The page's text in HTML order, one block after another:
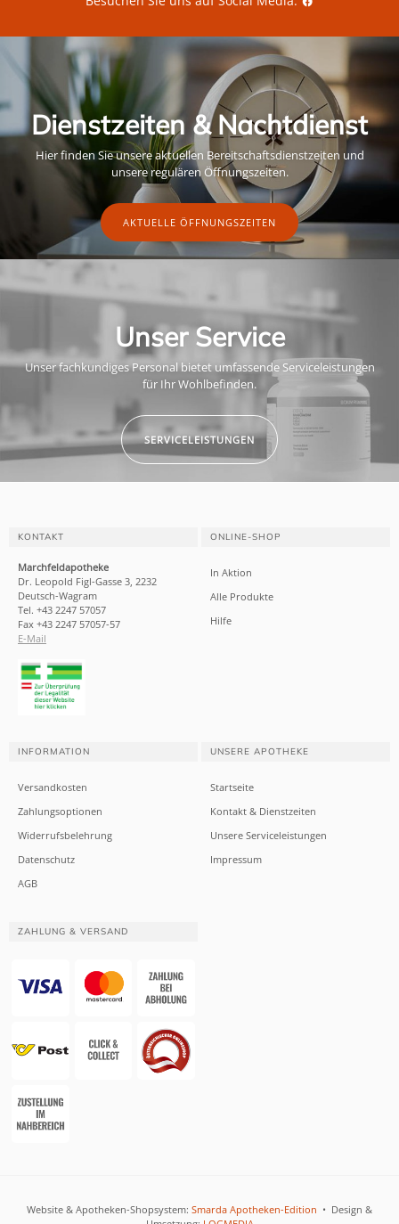
Dienstzeiten & Nachtdienst
Hier finden Sie unsere aktuellen Bereitschaftsdienstzeiten und
unsere regulären Öffnungszeiten.
AKTUELLE ÖFFNUNGSZEITEN
Unser Service
Unser fachkundiges Personal bietet umfassende Serviceleistungen
für Ihr Wohlbefinden.
SERVICELEISTUNGEN
KONTAKT
Marchfeldapotheke
Dr. Leopold Figl-Gasse 3, 2232
Deutsch-Wagram
Tel. +43 2247 57057
Fax +43 2247 57057-57
E-Mail
ONLINE-SHOP
In Aktion
Alle Produkte
Hilfe
INFORMATION
Versandkosten
Zahlungsoptionen
Widerrufsbelehrung
Datenschutz
AGB
UNSERE APOTHEKE
Startseite
Kontakt & Dienstzeiten
Unsere Serviceleistungen
Impressum
ZAHLUNG & VERSAND
Website & Apotheken-Shopsystem: Smarda Apotheken-Edition • Design &